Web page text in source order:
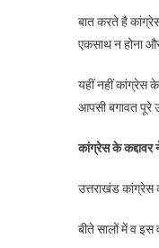
बात करते है
एकसाथ न होना
यहीं नहीं कांग्रेस
आपसी बगावत पूरे
कांग्रेस के
उत्तराखंड कांग्रेस
बीते सालों में व इस